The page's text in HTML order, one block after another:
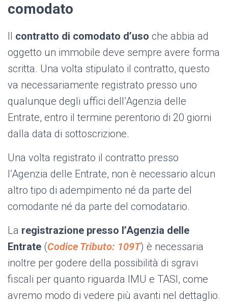
comodato
Il contratto di comodato d’uso che abbia ad
oggetto un immobile deve sempre avere forma
scritta. Una volta stipulato il contratto, questo
va necessariamente registrato presso uno
qualunque degli uffici dell’Agenzia delle
Entrate, entro il termine perentorio di 20 giorni
dalla data di sottoscrizione.
Una volta registrato il contratto presso
l’Agenzia delle Entrate, non è necessario alcun
altro tipo di adempimento né da parte del
comodante né da parte del comodatario.
La registrazione presso l’Agenzia delle
Entrate (Codice Tributo: 109T) è necessaria
inoltre per godere della possibilità di sgravi
fiscali per quanto riguarda IMU e TASI, come
avremo modo di vedere più avanti nel dettaglio.